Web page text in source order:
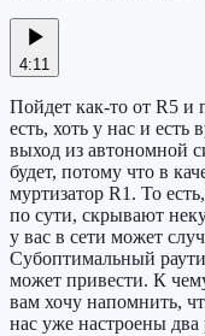
4:11
Пойдет как-то от R5 и
есть, хоть у нас и есть
выход из автономной
будет, потому что в
муртизатор R1. То
по сути, скрывают
у вас в сети может
Субоптимальный
может привести. К
вам хочу напомнить,
нас уже настроены два